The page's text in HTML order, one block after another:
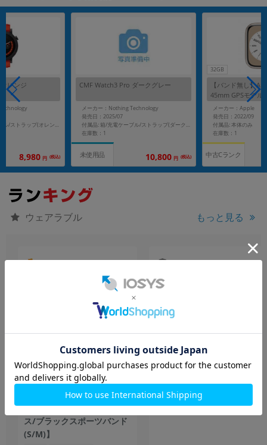
レンジ
付属品: 箱/充電ケーブル/ストラップ(オレンジ)/ユーザーガイド
8,980 円 (税込)
CMF Watch3 Pro ダークグレー
メーカー：Nothing Technology
発売日：2025/07
付属品: 箱/充電ケーブル/ストラップ(ダークグレー)/ユーザーガイド
在庫数：1
未使用品 10,800 円 (税込)
32GB
【バンド無し】
45mm GPSモデル
【スターライト
ス】
メーカー：Apple
発売日：2022/09
付属品: 本体のみ
在庫数：1
中古Cランク
ウェアラブル もっと見る
Apple Watch Series11
42mm GPSモデル
MEQW4J/A A3331【スペー
スグレイアルミニウムケー
ス/ブラックスポーツバンド
(S/M)】
Nreal Air NR-7100RGL
未使用品